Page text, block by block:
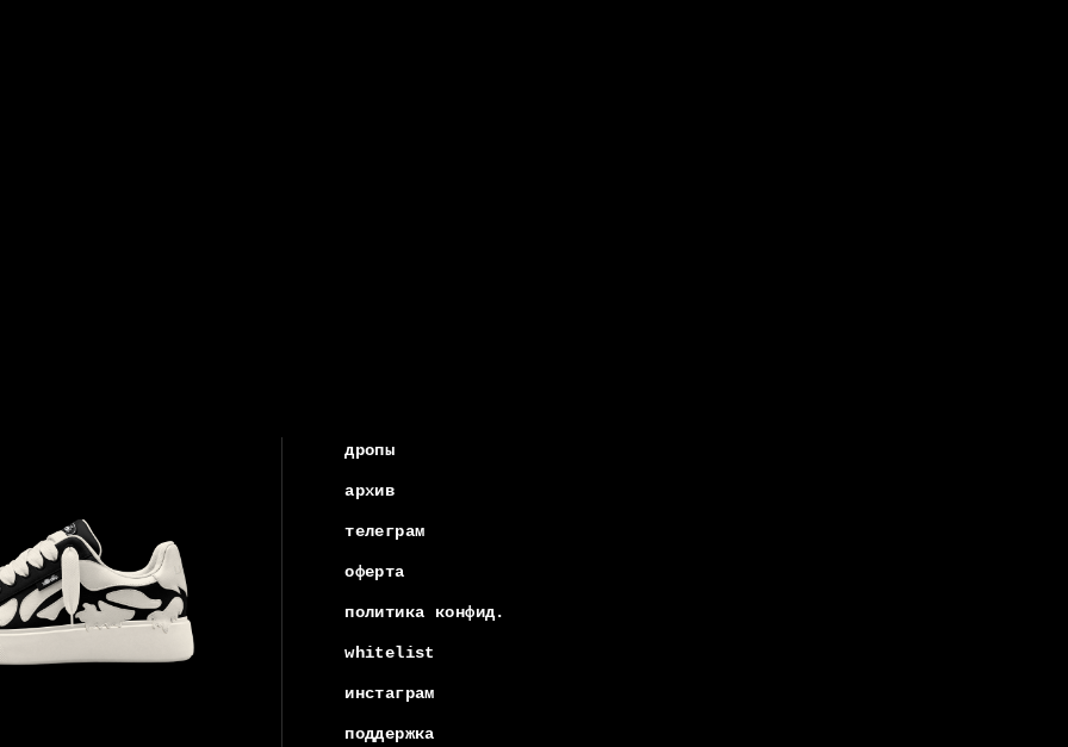
дропы
архив
телеграм
оферта
политика конфид.
whitelist
инстаграм
поддержка